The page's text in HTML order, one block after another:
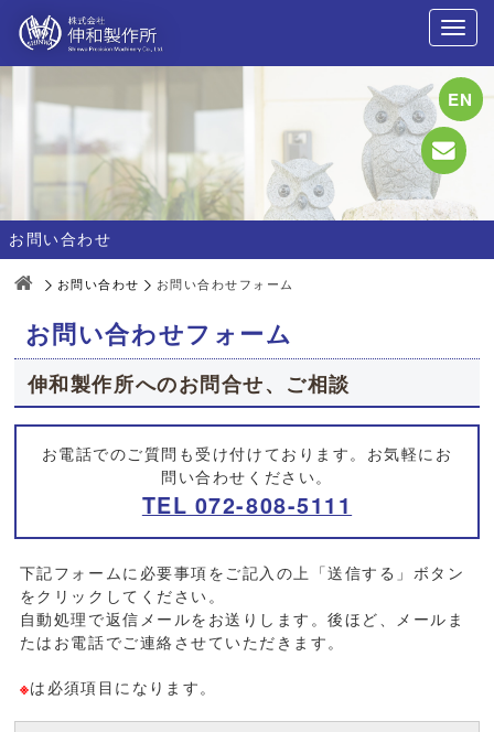
EN
お問い合わせ
お問い合わせ お問い合わせフォーム
お問い合わせフォーム
伸和製作所へのお問合せ、ご相談
お電話でのご質問も受け付けております。お気軽にお
問い合わせください。
TEL 072-808-5111
下記フォームに必要事項をご記入の上「送信する」ボタン
をクリックしてください。
自動処理で返信メールをお送りします。後ほど、メールま
たはお電話でご連絡させていただきます。
※は必須項目になります。